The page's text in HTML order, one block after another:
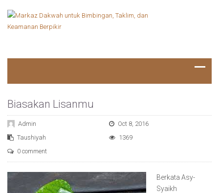
Biasakan Lisanmu
Admin
Oct 8, 2016
Taushiyah
1369
0 comment
Berkata Asy-
Syaikh